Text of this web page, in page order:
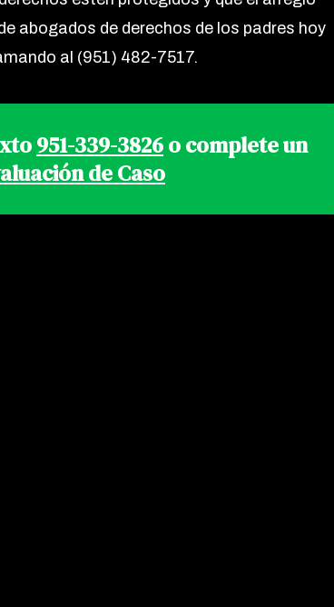
abogados de derechos de los padres hoy
al (951) 482-7517.
951-339-3826o complete un
de Caso